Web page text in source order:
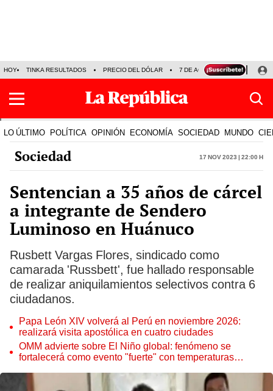
HOY TINKA RESULTADOS PRECIO DEL DÓLAR 7 DE AGOSTO OLLANTA
LO ÚLTIMO POLÍTICA OPINIÓN ECONOMÍA SOCIEDAD MUNDO
Sociedad 17 Nov 2023 | 22:00 h
Sentencian a 35 años de cárcel
a integrante de Sendero
Luminoso en Huánuco
Rusbett Vargas Flores, sindicado como
camarada 'Russbett', fue hallado responsable
de realizar aniquilamientos selectivos contra 6
ciudadanos.
Papa León XIV volverá al Perú en noviembre 2026:
realizará visita apostólica en cuatro ciudades
OMM advierte sobre El Niño global: fenómeno se
fortalecerá como evento "fuerte" con temperaturas